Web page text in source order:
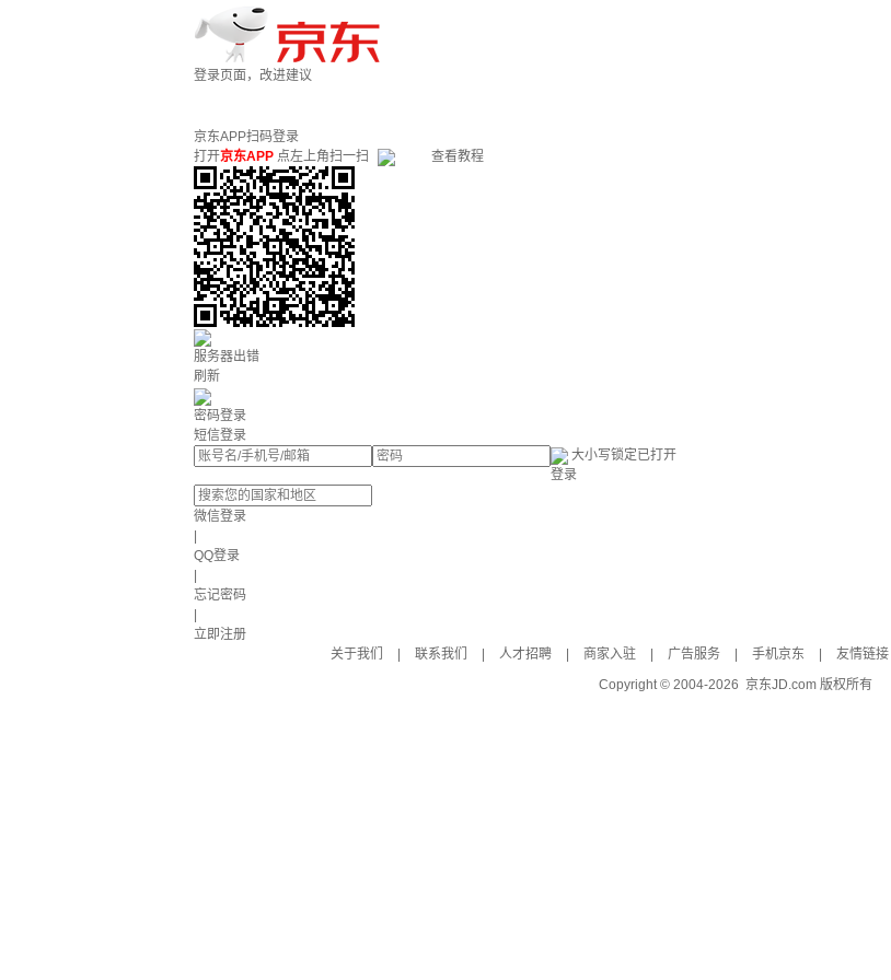
登录页面，改进建议
京东APP扫码登录
打开京东APP 点左上角扫一扫 查看教程
服务器出错
刷新
密码登录
短信登录
大小写锁定已打开
登录
微信登录
QQ登录
忘记密码
立即注册
关于我们
联系我们 人才招聘 商家入驻 广告服务 手机京东 友情链接
Copyright © 2004-2026 京东JD.com 版权所有